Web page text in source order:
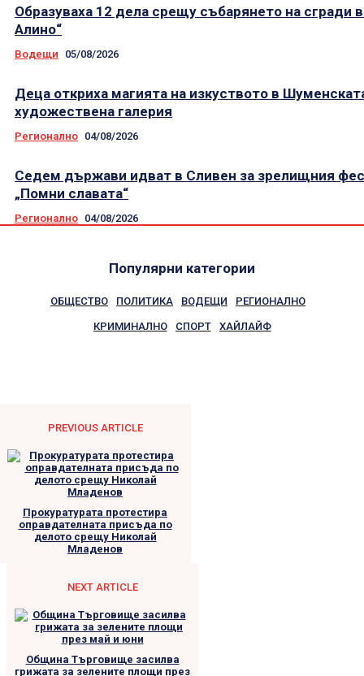
Образуваха 12 дела срещу събарянето на сгради в
Алино“
Водещи 05/08/2026
Деца откриха магията на изкуството в
художествена галерия
Регионално 04/08/2026
Седем държави идват в Сливен за зрелищния
„Помни славата“
Регионално 04/08/2026
Популярни категории
ОБЩЕСТВО ПОЛИТИКА ВОДЕЩИ РЕГИОНАЛНО
КРИМИНАЛНО СПОРТ ХАЙЛАЙФ
PREVIOUS ARTICLE
Прокуратурата протестира
оправдателната присъда по
делото срещу Николай
Младенов
NEXT ARTICLE
Община Търговище засилва
грижата за зелените площи през